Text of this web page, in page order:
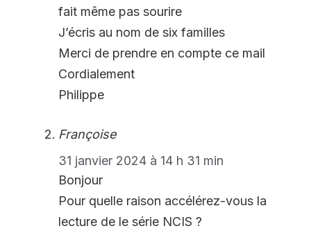
fait même pas sourire
J’écris au nom de six familles
Merci de prendre en compte ce mail
Cordialement
Philippe
Françoise
31 janvier 2024 à 14 h 31 min
Bonjour
Pour quelle raison accélérez-vous la
lecture de le série NCIS ?